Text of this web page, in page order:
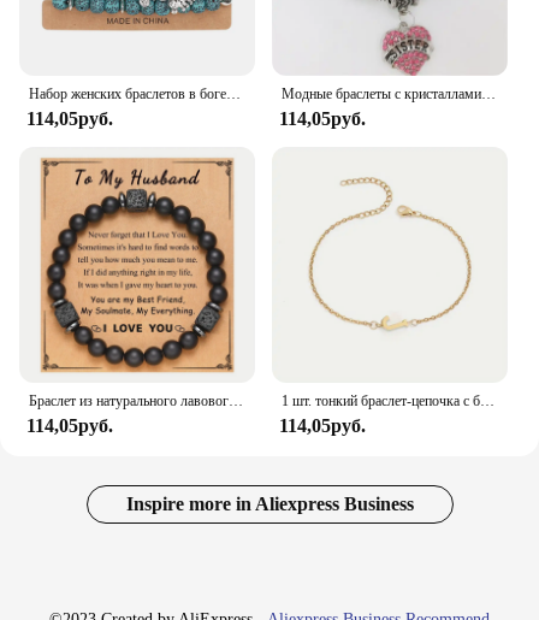
114,05руб.
Модные браслеты с кристаллами, подвеска в виде сердца, розового цвета
114,05руб.
114,05руб.
1 шт. тонкий браслет-цепочка с бусинами в форме буквы, простая Минималистичная цепочка для рук, украшение для ювелирных изделий унисекс
114,05руб.
Inspire more in Aliexpress Business